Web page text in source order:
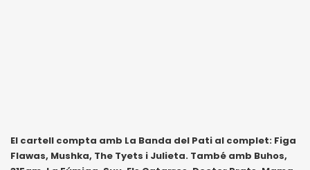
El cartell compta amb La Banda del Pati al complet: Figa
Flawas, Mushka, The Tyets i Julieta. També amb Buhos,